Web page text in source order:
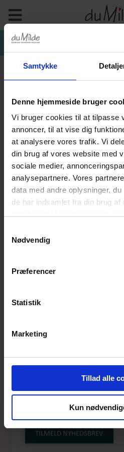
Samtykke
Denne hjemmeside bruger
Vi bruger cookies til at tilpasse
annoncer, til at vise dig
at analysere vores trafik. Vi
din brug af vores website med
sociale medier,
analysepartnere. Vores
data med andre oplysninger,
de har indsamlet fra din brug af
Nødvendig
Præferencer
Statistik
Marketing
Tillad alle
Kun
URBAN
ØRERINGE,
CORDUROY
DOTS GP
Produktnummer: TIL-03-093
TILMELD NYHEDSBREV